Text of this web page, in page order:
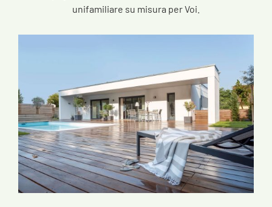
unifamiliare su misura per Voi.